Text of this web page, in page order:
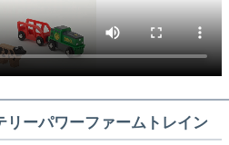
リーパワーファームトレイン